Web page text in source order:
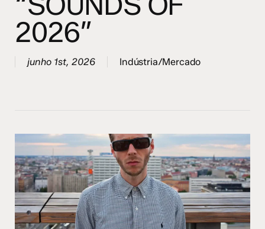
2026”
junho 1st, 2026 Indústria/Mercado